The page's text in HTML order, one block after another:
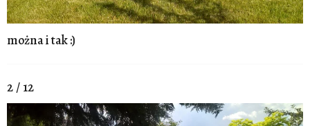
można i tak :)
2 / 12